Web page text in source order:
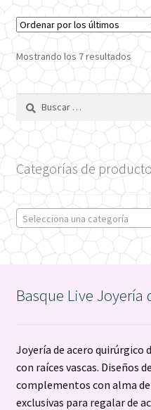
Mostrando los 7 resultados
por
Buscar:
Categorías de
Selecciona una categoría
Basque Live
Joyería de acero quirúrgico
con raíces vascas. Diseños
complementos con alma
exclusivas para regalar de